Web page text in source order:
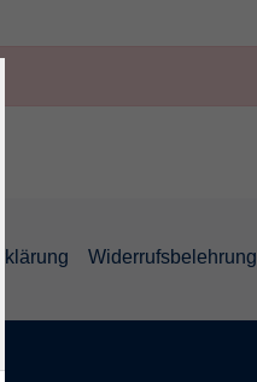
Widerrufsbelehrung